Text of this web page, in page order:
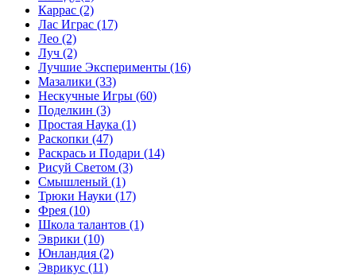
Каррас (2)
Лас Играс (17)
Лео (2)
Луч (2)
Лучшие Эксперименты (16)
Мазалики (33)
Нескучные Игры (60)
Поделкин (3)
Простая Наука (1)
Раскопки (47)
Раскрась и Подари (14)
Рисуй Светом (3)
Смышленый (1)
Трюки Науки (17)
Фрея (10)
Школа талантов (1)
Эврики (10)
Юнландия (2)
Эврикус (11)